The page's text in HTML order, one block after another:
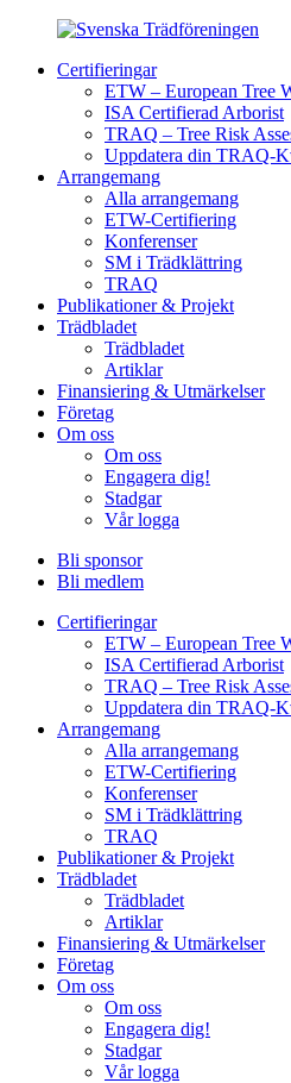
Certifieringar
ETW – European Tree
ISA Certifierad Arborist
TRAQ – Tree Risk
Uppdatera din TRAQ-
Arrangemang
Alla arrangemang
ETW-Certifiering
Konferenser
SM i Trädklättring
TRAQ
Publikationer & Projekt
Trädbladet
Trädbladet
Artiklar
Finansiering & Utmärkelser
Företag
Om oss
Om oss
Engagera dig!
Stadgar
Vår logga
Bli sponsor
Bli medlem
Certifieringar
ETW – European Tree
ISA Certifierad Arborist
TRAQ – Tree Risk
Uppdatera din TRAQ-
Arrangemang
Alla arrangemang
ETW-Certifiering
Konferenser
SM i Trädklättring
TRAQ
Publikationer & Projekt
Trädbladet
Trädbladet
Artiklar
Finansiering & Utmärkelser
Företag
Om oss
Om oss
Engagera dig!
Stadgar
Vår logga